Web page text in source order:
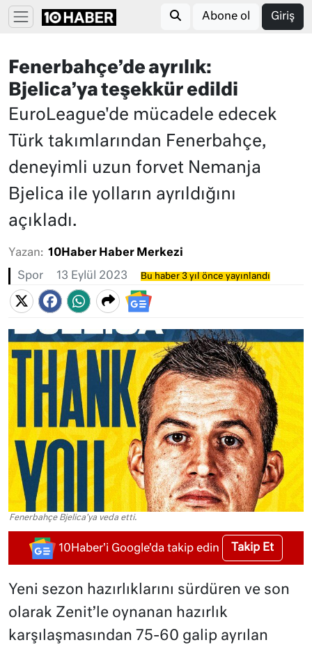
Abone ol Giriş
Fenerbahçe’de ayrılık:
Bjelica’ya teşekkür edildi
EuroLeague'de mücadele edecek
Türk takımlarından Fenerbahçe,
deneyimli uzun forvet Nemanja
Bjelica ile yolların ayrıldığını
açıkladı.
Yazan: 10Haber Haber Merkezi
Spor 13 Eylül 2023 Bu haber 3 yıl önce yayınlandı
Fenerbahçe Bjelica'ya veda etti.
10Haber'i Google'da takip edin Takip Et
Yeni sezon hazırlıklarını sürdüren ve son
olarak Zenit’le oynanan hazırlık
karşılaşmasından 75-60 galip ayrılan